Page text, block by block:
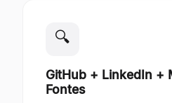
🔍
GitHub + LinkedIn +
Fontes